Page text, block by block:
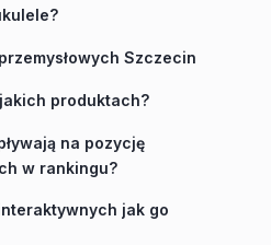
Szczecin
produktach?
na pozycję
w rankingu?
jak go